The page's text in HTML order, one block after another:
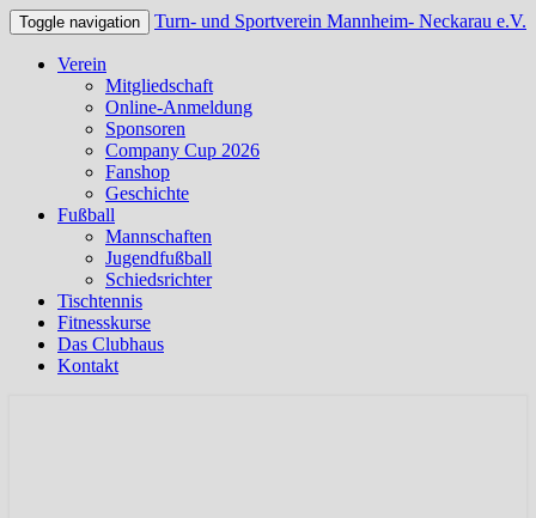
Toggle navigation Turn- und Sportverein Mannheim- Neckarau e.V.
Verein
Mitgliedschaft
Online-Anmeldung
Sponsoren
Company Cup 2026
Fanshop
Geschichte
Fußball
Mannschaften
Jugendfußball
Schiedsrichter
Tischtennis
Fitnesskurse
Das Clubhaus
Kontakt